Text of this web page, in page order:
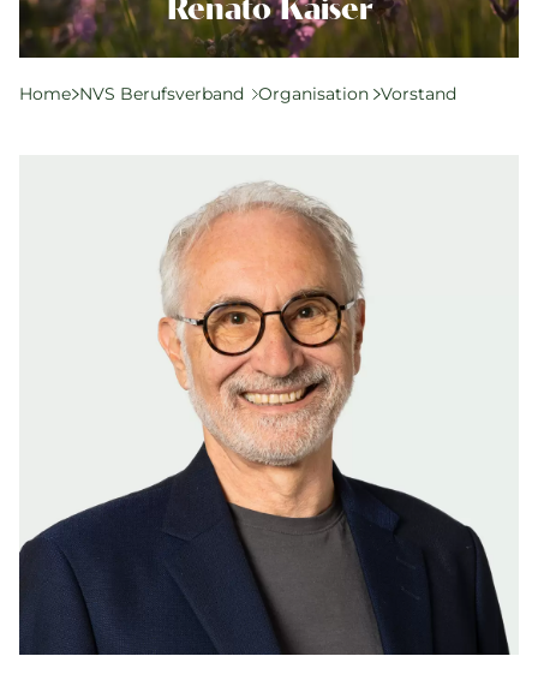
Praxisführung
Aktuelle Veranstaltungen
Suchverzeichnisse
Renato Kaiser
Home NVS Berufsverband Organisation Vorstand